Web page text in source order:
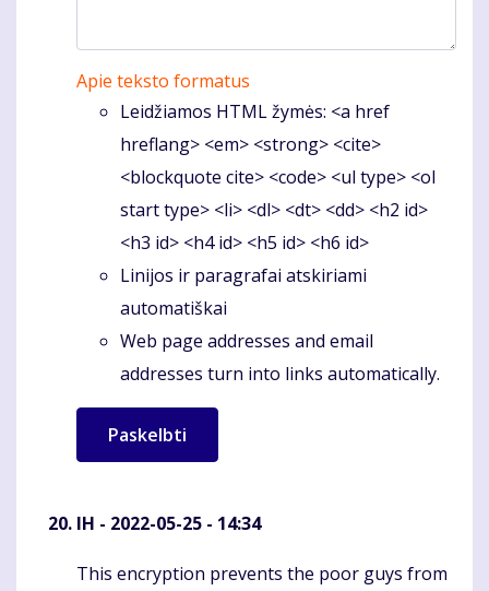
Apie teksto formatus
Leidžiamos HTML žymės: <a href
hreflang> <em> <strong> <cite>
<blockquote cite> <code> <ul type> <ol
start type> <li> <dl> <dt> <dd> <h2 id>
<h3 id> <h4 id> <h5 id> <h6 id>
Linijos ir paragrafai atskiriami
automatiškai
Web page addresses and email
addresses turn into links automatically.
IH - 2022-05-25 - 14:34
Komentaras
This encryption prevents the poor guys from